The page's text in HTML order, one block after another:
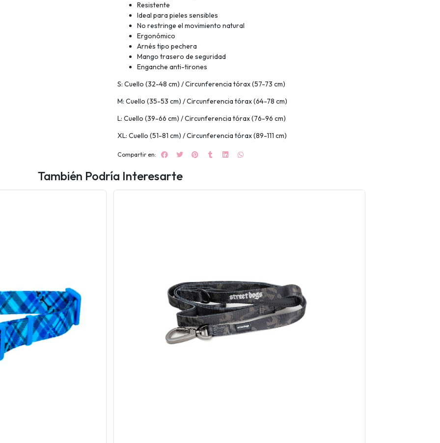
Resistente
Ideal para pieles sensibles
No restringe el movimiento natural
Ergonómico
Arnés tipo pechera
Mango trasero de seguridad
Enganche anti-tirones
S: Cuello (32-48 cm) / Circunferencia tórax (57-73 cm)
M: Cuello (35-53 cm) / Circunferencia tórax (64-78 cm)
L: Cuello (39-66 cm) / Circunferencia tórax (76-96 cm)
XL: Cuello (51-81 cm) / Circunferencia tórax (89-111 cm)
Compartir en:
También Podría Interesarte